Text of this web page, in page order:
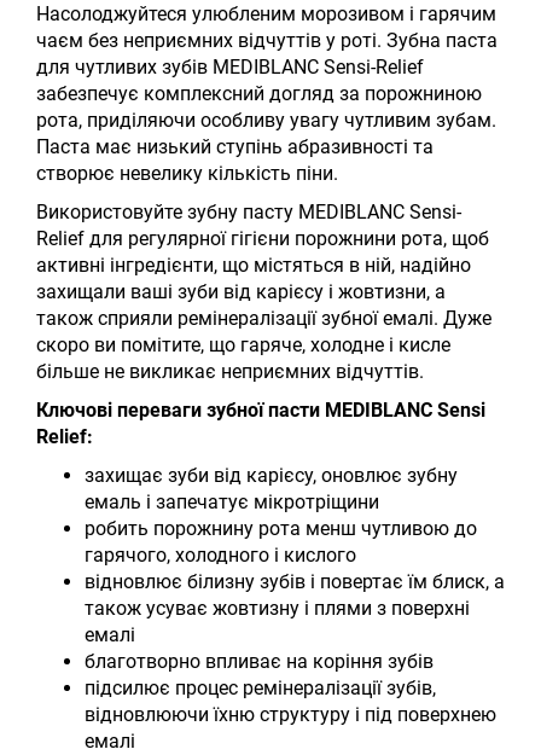
Насолоджуйтеся улюбленим морозивом і гарячим
чаєм без неприємних відчуттів у роті. Зубна паста
для чутливих зубів MEDIBLANC Sensi-Relief
забезпечує комплексний догляд за порожниною
рота, приділяючи особливу увагу чутливим зубам.
Паста має низький ступінь абразивності та
створює невелику кількість піни.
Використовуйте зубну пасту MEDIBLANC Sensi-
Relief для регулярної гігієни порожнини рота, щоб
активні інгредієнти, що містяться в ній, надійно
захищали ваші зуби від карієсу і жовтизни, а
також сприяли ремінералізації зубної емалі. Дуже
скоро ви помітите, що гаряче, холодне і кисле
більше не викликає неприємних відчуттів.
Ключові переваги зубної пасти MEDIBLANC Sensi
Relief:
захищає зуби від карієсу, оновлює зубну
емаль і запечатує мікротріщини
робить порожнину рота менш чутливою до
гарячого, холодного і кислого
відновлює білизну зубів і повертає їм блиск, а
також усуває жовтизну і плями з поверхні
емалі
благотворно впливає на коріння зубів
підсилює процес ремінералізації зубів,
відновлюючи їхню структуру і під поверхнею
емалі